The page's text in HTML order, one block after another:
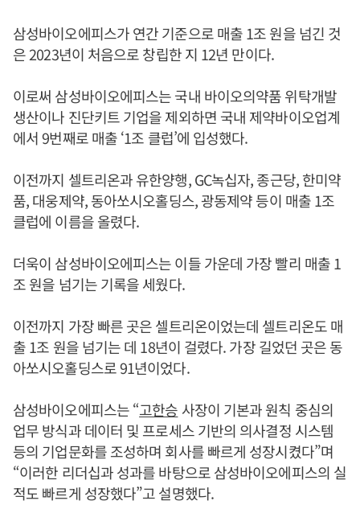
삼성바이오에피스가 연간 기준으로 매출 1조 원을 넘긴 것
은 2023년이 처음으로 창립한 지 12년 만이다.
이로써 삼성바이오에피스는 국내 바이오의약품 위탁개발
생산이나 진단키트 기업을 제외하면 국내 제약바이오업계
에서 9번째로 매출 ‘1조 클럽’에 입성했다.
이전까지 셀트리온과 유한양행, GC녹십자, 종근당, 한미약
품, 대웅제약, 동아쏘시오홀딩스, 광동제약 등이 매출 1조
클럽에 이름을 올렸다.
더욱이 삼성바이오에피스는 이들 가운데 가장 빨리 매출 1
조 원을 넘기는 기록을 세웠다.
이전까지 가장 빠른 곳은 셀트리온이었는데 셀트리온도 매
출 1조 원을 넘기는 데 18년이 걸렸다. 가장 길었던 곳은 동
아쏘시오홀딩스로 91년이었다.
삼성바이오에피스는 “고한승 사장이 기본과 원칙 중심의
업무 방식과 데이터 및 프로세스 기반의 의사결정 시스템
등의 기업문화를 조성하며 회사를 빠르게 성장시켰다”며
“이러한 리더십과 성과를 바탕으로 삼성바이오에피스의 실
적도 빠르게 성장했다”고 설명했다.